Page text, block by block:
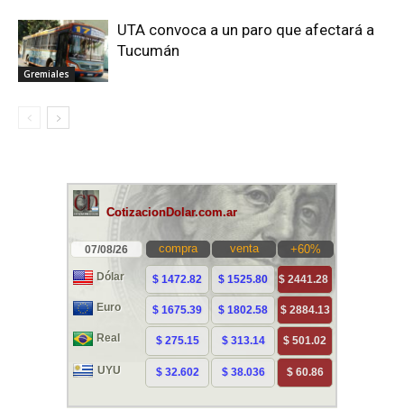
Gremiales
UTA convoca a un paro que afectará a
Tucumán